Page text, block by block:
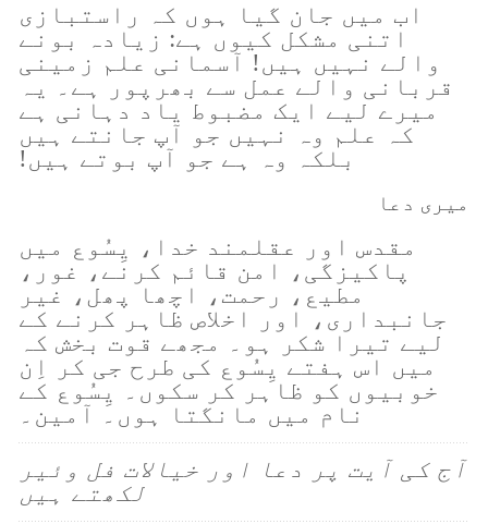
اب میں جان گیا ہوں کہ راستبازی
اتنی مشکل کیوں ہے: زیادہ بونے
والے نہیں ہیں! آسمانی علم زمینی
قربانی والے عمل سے بھرپور ہے۔ یہ
میرے لیے ایک مضبوط یاد دہانی ہے
کہ علم وہ نہیں جو آپ جانتے ہیں
بلکہ وہ ہے جو آپ بوتے ہیں!
میری دعا
مقدس اور عقلمند خدا، یِسُوع میں
پاکیزگی، امن قائم کرنے، غور،
مطیع، رحمت، اچھا پھل، غیر
جانبداری، اور اخلاص ظاہر کرنے کے
لیے تیرا شکر ہو۔ مجھے قوت بخش کہ
میں اس ہفتے یِسُوع کی طرح جی کر اِن
خوبیوں کو ظاہر کر سکوں۔ یِسُوع کے
نام میں مانگتا ہوں۔ آمین۔
آج کی آیت پر دعا اور خیالات فل وئیر
لکھتے ہیں